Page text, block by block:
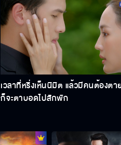
เวลาที่หริ่งเห็นนิมิต แล้วมีคนต้องตา
ก็จะตาบอดไปสักพัก